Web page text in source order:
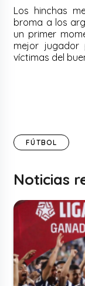
Los hinchas
broma a los
un primer
mejor jugador
víctimas del
FÚTBOL
Noticias